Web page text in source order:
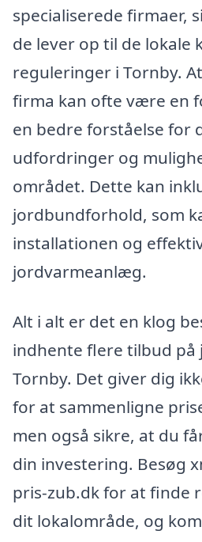
specialiserede firmaer,
de lever op til de lokale
reguleringer i Tornby.
firma kan ofte være en
en bedre forståelse for
udfordringer og
området. Dette kan
jordbundforhold, som
installationen og
jordvarmeanlæg.
Alt i alt er det en klog
indhente flere tilbud
Tornby. Det giver dig
for at sammenligne
men også sikre, at du
din investering. Besøg
pris-zub.dk for at finde
dit lokalområde, og